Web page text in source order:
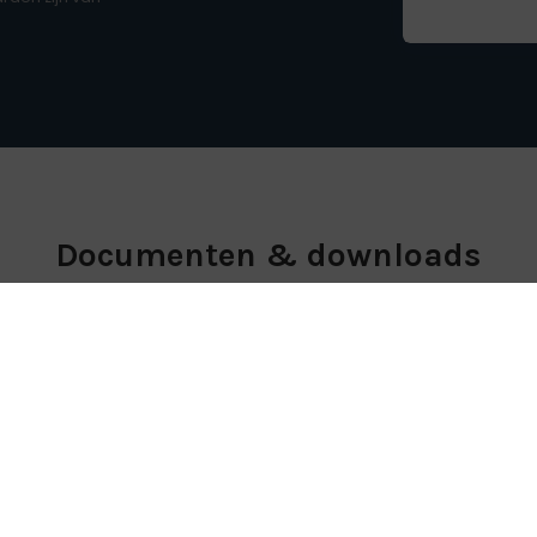
Documenten & downloads